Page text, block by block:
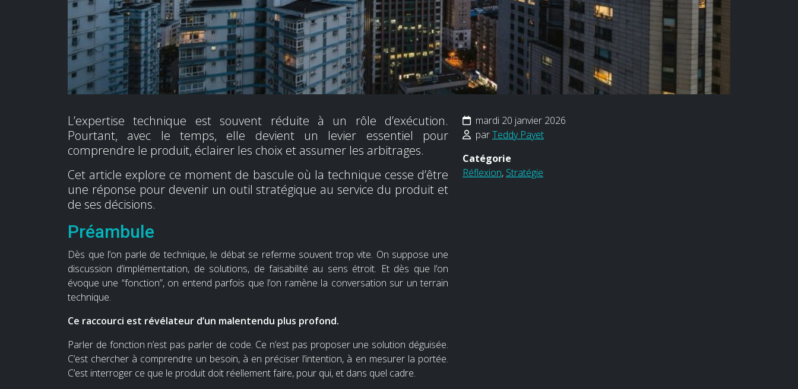
L’expertise technique est souvent réduite à un rôle d’exécution.
Pourtant, avec le temps, elle devient un levier essentiel pour
comprendre le produit, éclairer les choix et assumer les arbitrages.
Cet article explore ce moment de bascule où la technique cesse d’être
une réponse pour devenir un outil stratégique au service du produit et
de ses décisions.
Préambule
Dès que l’on parle de technique, le débat se referme souvent trop vite. On suppose une
discussion d’implémentation, de solutions, de faisabilité au sens étroit. Et dès que l’on
évoque une “fonction”, on entend parfois que l’on ramène la conversation sur un terrain
technique.
Ce raccourci est révélateur d’un malentendu plus profond.
Parler de fonction n’est pas parler de code. Ce n’est pas proposer une solution déguisée.
C’est chercher à comprendre un besoin, à en préciser l’intention, à en mesurer la portée.
C’est interroger ce que le produit doit réellement faire, pour qui, et dans quel cadre.
mardi 20 janvier 2026
parTeddy Payet
Catégorie
Réflexion, Stratégie